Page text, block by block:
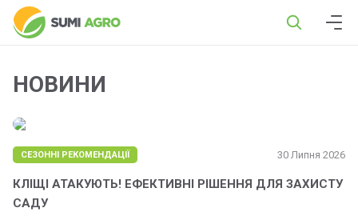
НОВИНИ
СЕЗОННІ РЕКОМЕНДАЦІЇ 30 Липня 2026
КЛІЩІ АТАКУЮТЬ! ЕФЕКТИВНІ РІШЕННЯ ДЛЯ ЗАХИСТУ
САДУ